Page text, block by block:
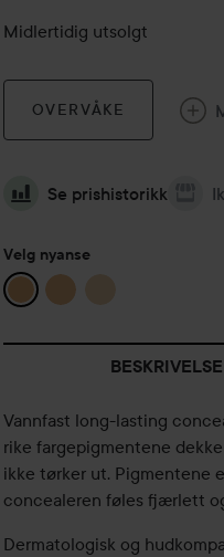
Midlertidig utsolgt
OVERVÅKE
Se prishistorikk
Velg nyanse
BESKRIVELSE
Vannfast long-lasting
rike fargepigmentene
ikke tørker ut. Pigmentene
concealeren føles fjærlett
Dermatologisk og